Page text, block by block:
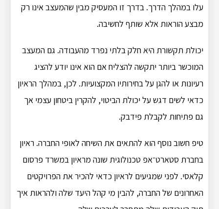
עלו במהלך הדרך. בדרך זו המעסיק מבין שהמעצב אינו רק
מבצע הוראות אלא שותף לחשיבה.
יכולת תקשורת היא חלק בלתי נפרד מהעבודה. גם המעצב
המוכשר ביותר יתקשה להצליח אם הוא אינו יודע להציג
רעיונות או להגן על בחירותיו המקצועיות. לכן, במהלך הראיון
כדאי לשים דגש על יכולת הביטוי, להקרין ביטחון עצמי אך
גם פתיחות לקבלת פידבק.
טיפ חשוב נוסף הוא להתאים את השיחה לאופי החברה. ראיון
בחברת סטארט־אפ טכנולוגית שונה מראיון במשרד פרסום
קלאסי. לפני שמגיעים לראיון כדאי להכיר את הפרויקטים
האחרונים של החברה, להבין מי קהל היעד שלה ולהראות איך